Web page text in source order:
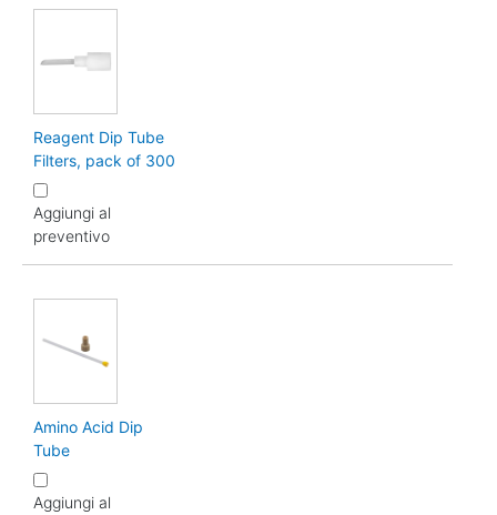
Reagent Dip Tube
Filters, pack of 300
Aggiungi al
preventivo
Amino Acid Dip
Tube
Aggiungi al